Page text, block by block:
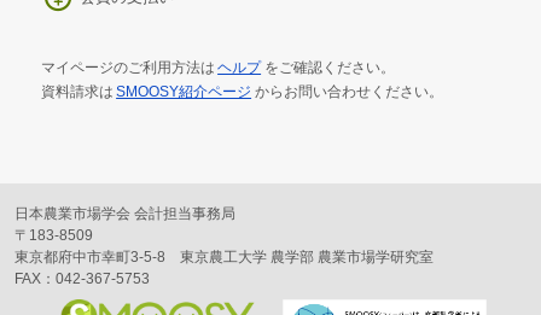
マイページのご利用方法は ヘルプ をご確認ください。
資料請求は SMOOSY紹介ページ からお問い合わせください。
日本農業市場学会 会計担当事務局
〒183-8509
東京都府中市幸町3-5-8 東京農工大学 農学部 農業市場学研究室
FAX：042-367-5753